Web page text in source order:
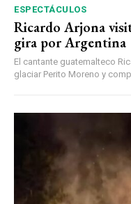
ESPECTÁCULOS
Ricardo Arjona
gira por Argentina
El cantante guatemalteco
glaciar Perito Moreno y